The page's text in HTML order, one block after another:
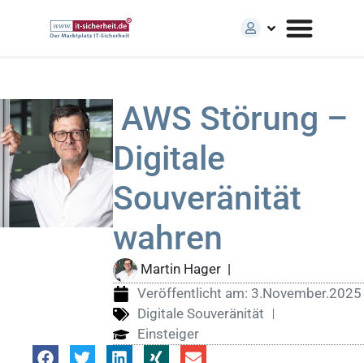
AWS Störung –
Digitale
Souveränität
wahren
Martin Hager |
Veröffentlicht am: 3.November.2025
Digitale Souveränität
Einsteiger